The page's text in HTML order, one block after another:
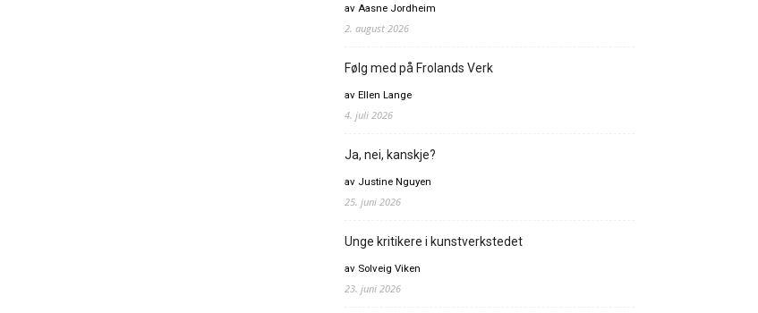
av Aasne Jordheim
2. august 2026
Følg med på Frolands Verk
av Ellen Lange
4. juli 2026
Ja, nei, kanskje?
av Justine Nguyen
25. juni 2026
Unge kritikere i kunstverkstedet
av Solveig Viken
23. juni 2026